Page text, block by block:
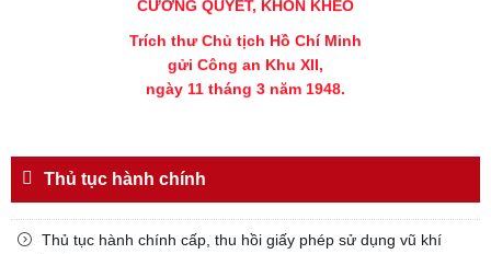
gửi Công an Khu XII,
ngày 11 tháng 3 năm 1948.
Thủ tục hành chính
Thủ tục hành chính cấp, thu hồi giấy phép sử dụng vũ khí